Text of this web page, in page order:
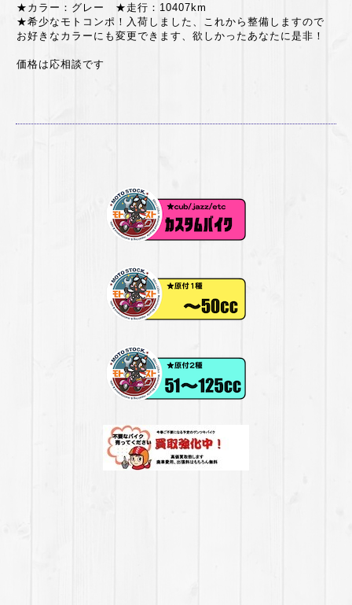
★カラー：グレー ★走行：10407km
★希少なモトコンポ！入荷しました、これから整備しますので
お好きなカラーにも変更できます、欲しかったあなたに是非！
価格は応相談です